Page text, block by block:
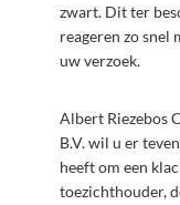
zwart. Dit ter
reageren zo snel
uw verzoek.
Albert Riezebos
B.V. wil u er
heeft om een
toezichthouder,